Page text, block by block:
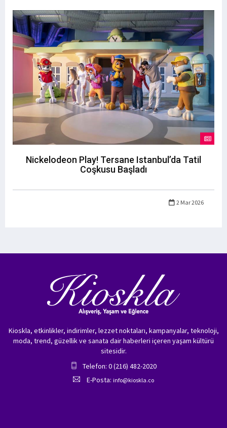
Nickelodeon Play! Tersane Istanbul’da Tatil
Coşkusu Başladı
2 Mar 2026
Kioskla, etkinlikler, indirimler, lezzet noktaları, kampanyalar, teknoloji,
moda, trend, güzellik ve sanata dair haberleri içeren yaşam kültürü
sitesidir.
Telefon: 0 (216) 482-2020
E-Posta: info@kioskla.co